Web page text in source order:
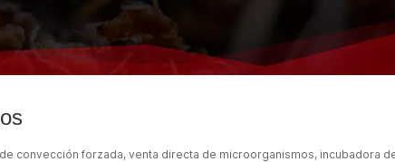
convección forzada, venta directa de microorganismos, incubadora